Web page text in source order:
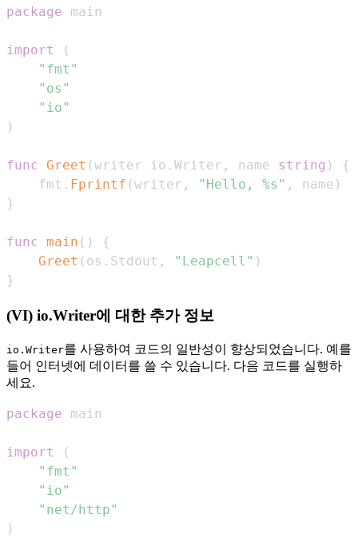
package
import
(
"fmt"
"os"
"io"
)
func Greet (writer io . Writer , name string )
{
    fmt
. Fprintf (writer , "Hello, %s" , name )
}
func main ( )
{
Greet ( os . Stdout , "Leapcell" )
}
(VI) io.Writer에 대한 추가 정보
io.Writer를 사용하여 코드의 일반성이 향상되었습니다. 예를
들어 인터넷에 데이터를 쓸 수 있습니다. 다음 코드를 실행하
세요.
package
import
(
"fmt"
"io"
"net/http"
)